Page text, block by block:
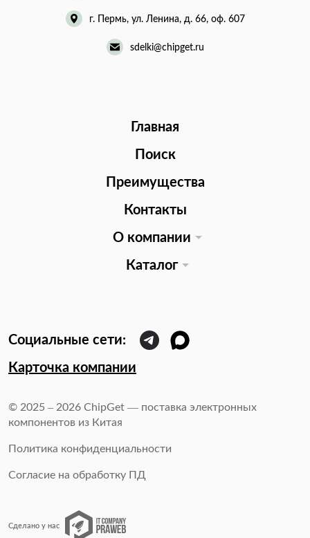
г. Пермь, ул. Ленина, д. 66, оф. 607
sdelki@chipget.ru
Главная
Поиск
Преимущества
Контакты
О компании
Каталог
Карточка компании
© 2025 – 2026 ChipGet — поставка электронных
компонентов из Китая
Политика конфиденциальности
Согласие на обработку ПД
Сделано у нас